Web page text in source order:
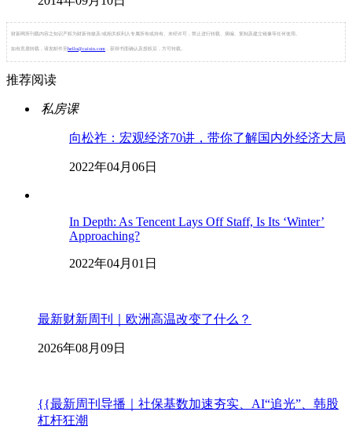
财新网所刊载内容之知识产权为财新传媒及/或相关权利人专属所有或持有。未经许可，禁止进行转载、摘编、复制及建立镜像等任何使用。
如有意愿转载，请发邮件至 hello@caixin.com ，获得书面确认及授权后，方可转载。
推荐阅读
私房课
向松祚：宏观经济70讲，带你了解国内外经济大局
2022年04月06日
In Depth: As Tencent Lays Off Staff, Is Its ‘Winter’
Approaching?
2022年04月01日
最新财新周刊｜欧洲高温改变了什么？
2026年08月09日
{{最新周刊导播｜社保基数加速夯实、AI“追光”、韩股
杠杆狂潮